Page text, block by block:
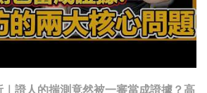
證人的揣測竟然被一審當成證據？高